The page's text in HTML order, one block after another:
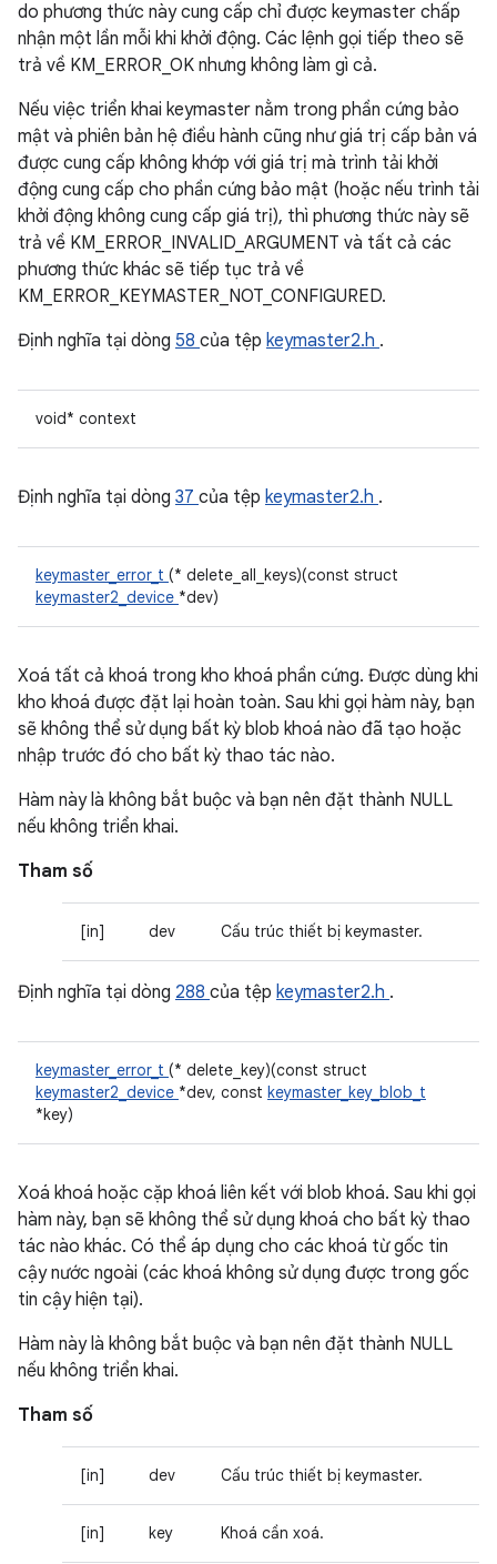
do phương thức này cung cấp chỉ được keymaster chấp
nhận một lần mỗi khi khởi động. Các lệnh gọi tiếp theo sẽ
trả về KM_ERROR_OK nhưng không làm gì cả.
Nếu việc triển khai keymaster nằm trong phần cứng bảo
mật và phiên bản hệ điều hành cũng như giá trị cấp bản vá
được cung cấp không khớp với giá trị mà trình tải khởi
động cung cấp cho phần cứng bảo mật (hoặc nếu trình tải
khởi động không cung cấp giá trị), thì phương thức này sẽ
trả về KM_ERROR_INVALID_ARGUMENT và tất cả các
phương thức khác sẽ tiếp tục trả về
KM_ERROR_KEYMASTER_NOT_CONFIGURED.
Định nghĩa tại dòng 58 của tệp keymaster2.h .
void* context
Định nghĩa tại dòng 37 của tệp keymaster2.h .
keymaster_error_t (* delete_all_keys)(const struct
keymaster2_device *dev)
Xoá tất cả khoá trong kho khoá phần cứng. Được dùng khi
kho khoá được đặt lại hoàn toàn. Sau khi gọi hàm này, bạn
sẽ không thể sử dụng bất kỳ blob khoá nào đã tạo hoặc
nhập trước đó cho bất kỳ thao tác nào.
Hàm này là không bắt buộc và bạn nên đặt thành NULL
nếu không triển khai.
Tham số
[in] dev Cấu trúc thiết bị keymaster.
Định nghĩa tại dòng 288 của tệp keymaster2.h .
keymaster_error_t (* delete_key)(const struct
keymaster2_device *dev, const keymaster_key_blob_t
*key)
Xoá khoá hoặc cặp khoá liên kết với blob khoá. Sau khi gọi
hàm này, bạn sẽ không thể sử dụng khoá cho bất kỳ thao
tác nào khác. Có thể áp dụng cho các khoá từ gốc tin
cậy nước ngoài (các khoá không sử dụng được trong gốc
tin cậy hiện tại).
Hàm này là không bắt buộc và bạn nên đặt thành NULL
nếu không triển khai.
Tham số
[in] dev Cấu trúc thiết bị keymaster.
[in] key Khoá cần xoá.